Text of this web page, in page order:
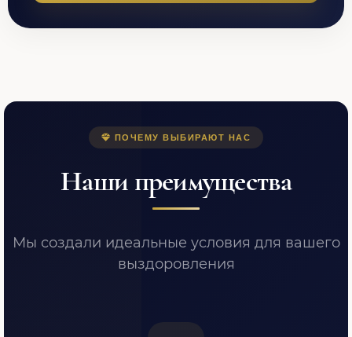
ПОЧЕМУ ВЫБИРАЮТ НАС
Наши преимущества
Мы создали идеальные условия для вашего
выздоровления